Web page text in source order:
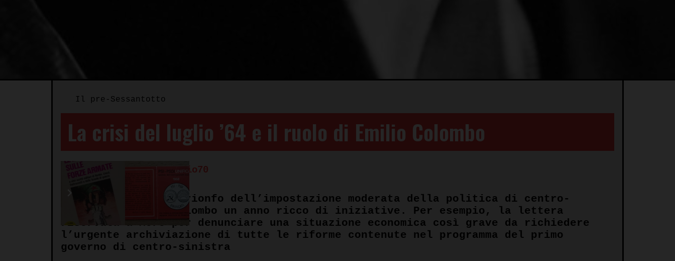
Il pre-Sessantotto
La crisi del luglio ’64 e il ruolo di Emilio Colombo
Redazione Spazio70
Il 1964, anno del trionfo dell’impostazione moderata della politica di centro-
sinistra, fu per Colombo un anno ricco di iniziative. Per esempio, la lettera
riservata a Moro per denunciare una situazione economica così grave da richiedere
l’urgente archiviazione di tutte le riforme contenute nel programma del primo
governo di centro-sinistra